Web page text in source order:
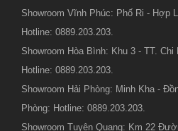
Showroom Vĩnh Phúc: Phố Ri - Hợp
Hotline: 0889.203.203.
Showroom Hòa Bình: Khu 3 - TT.
Hotline: 0889.203.203.
Showroom Hải Phòng: Minh Kha -
Phòng: Hotline: 0889.203.203.
Showroom Tuyên Quang: Km 22